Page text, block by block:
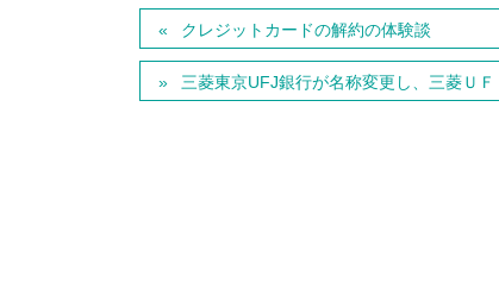
クレジットカードの解約の体験談
三菱東京UFJ銀行が名称変更し、三菱Ｕ